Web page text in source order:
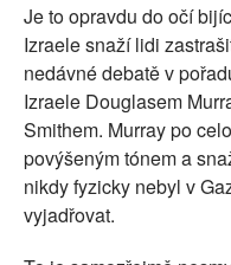
Je to opravdu do očí
Izraele snaží lidi
nedávné debatě v
Izraele Douglasem
Smithem. Murray po
povýšeným tónem a
nikdy fyzicky nebyl v
vyjadřovat.